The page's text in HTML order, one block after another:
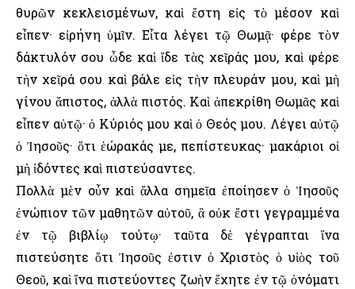
θυρῶν κεκλεισμένων, καὶ ἔστη εἰς τὸ μέσον καὶ
εἶπεν· εἰρήνη ὑμῖν. Εἶτα λέγει τῷ Θωμᾷ· φέρε τὸν
δάκτυλόν σου ὧδε καὶ ἴδε τὰς χεῖράς μου, καὶ φέρε
τὴν χεῖρά σου καὶ βάλε εἰς τὴν πλευράν μου, καὶ μὴ
γίνου ἄπιστος, ἀλλὰ πιστός. Καὶ ἀπεκρίθη Θωμᾶς καὶ
εἶπεν αὐτῷ· ὁ Κύριός μου καὶ ὁ Θεός μου. Λέγει αὐτῷ
ὁ Ἰησοῦς· ὅτι ἑώρακάς με, πεπίστευκας· μακάριοι οἱ
μὴ ἰδόντες καὶ πιστεύσαντες.
Πολλὰ μὲν οὖν καὶ ἄλλα σημεῖα ἐποίησεν ὁ Ἰησοῦς
ἐνώπιον τῶν μαθητῶν αὐτοῦ, ἃ οὐκ ἔστι γεγραμμένα
ἐν τῷ βιβλίῳ τούτῳ· ταῦτα δὲ γέγραπται ἵνα
πιστεύσητε ὅτι Ἰησοῦς ἐστιν ὁ Χριστὸς ὁ υἱὸς τοῦ
Θεοῦ, καὶ ἵνα πιστεύοντες ζωὴν ἔχητε ἐν τῷ ὀνόματι